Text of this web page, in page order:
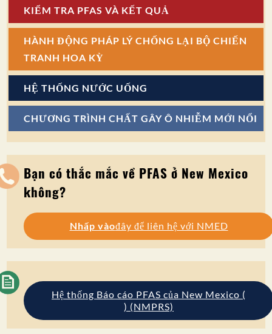
KIỂM TRA PFAS VÀ KẾT QUẢ
HÀNH ĐỘNG PHÁP LÝ CHỐNG LẠI BỘ CHIẾN
TRANH HOA KỲ
HỆ THỐNG NƯỚC UỐNG
CHƯƠNG TRÌNH CHẤT GÂY Ô NHIỄM MỚI NỔI
Bạn có thắc mắc về PFAS ở New Mexico
không?
Nhấp vàođây để liên hệ với NMED
Hệ thống Báo cáo PFAS của New Mexico (
) (NMPRS)